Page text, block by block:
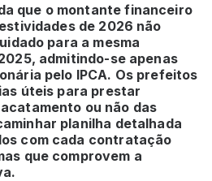
que o montante financeiro
de 2026 não
para a mesma
admitindo-se apenas
pelo IPCA. Os prefeitos
úteis para prestar
ou não das
planilha detalhada
com cada contratação
que comprovem a